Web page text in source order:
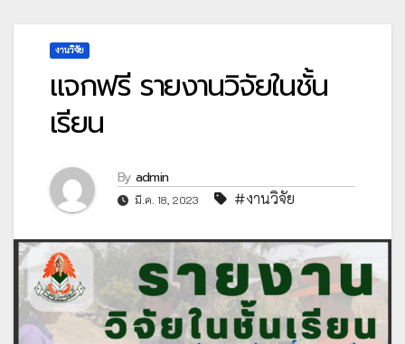
งานวิจัย
แจกฟรี รายงานวิจัยในชั้น
เรียน
By admin
มี.ค. 18, 2023 #งานวิจัย